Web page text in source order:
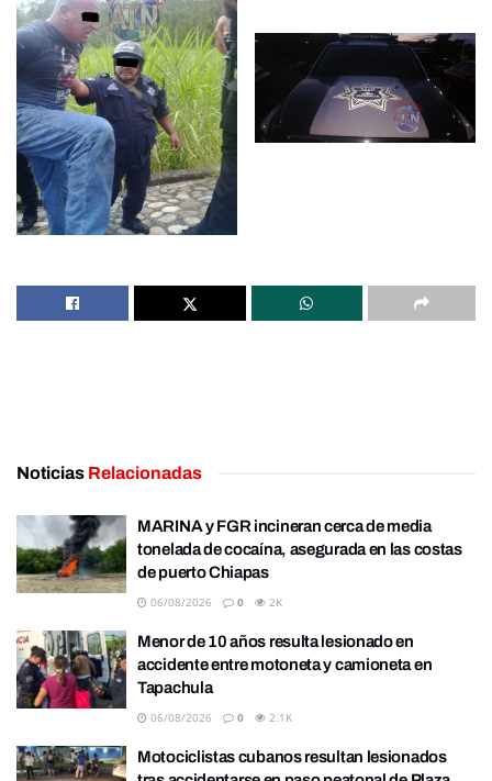
Noticias Relacionadas
MARINA y FGR incineran cerca de media
tonelada de cocaína, asegurada en las costas
de puerto Chiapas
06/08/2026 0 2K
Menor de 10 años resulta lesionado en
accidente entre motoneta y camioneta en
Tapachula
06/08/2026 0 2.1K
Motociclistas cubanos resultan lesionados